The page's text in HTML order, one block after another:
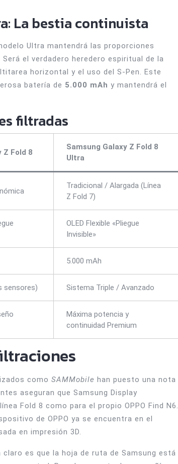
La bestia continuista
Ultra mantendrá las proporciones
el verdadero heredero espiritual de la
horizontal y el uso del S-Pen. Este
batería de 5.000 mAh y mantendrá el
filtradas
Z Fold 8
Samsung Galaxy Z Fold 8
Ultra
Tradicional / Alargada (Línea
Z Fold 7)
OLED Flexible «Pliegue
Invisible»
5.000 mAh
sensores) Sistema Triple / Avanzado
Máxima potencia y
continuidad Premium
como SAMMobile han puesto una nota
aseguran que Samsung Display
Fold 8 como para el propio OPPO Find N6.
de OPPO ya se encuentra en el
en impresión 3D.
es que la hoja de ruta de Samsung está